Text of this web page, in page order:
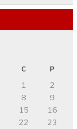
C P
1
2
8
9
15
16
22
23